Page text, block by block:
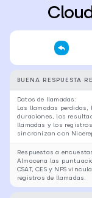
BUENA RESPUESTA
Datos de llamadas:
Las llamadas perdidas,
duraciones, los
llamadas y los
sincronizan con
Respuestas a
Almacena las
CSAT, CES y NPS
registros de llamadas.